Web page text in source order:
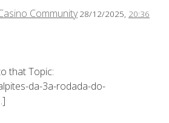
Community 28/12/2025, 20:36
that Topic:
da-3a-rodada-do-